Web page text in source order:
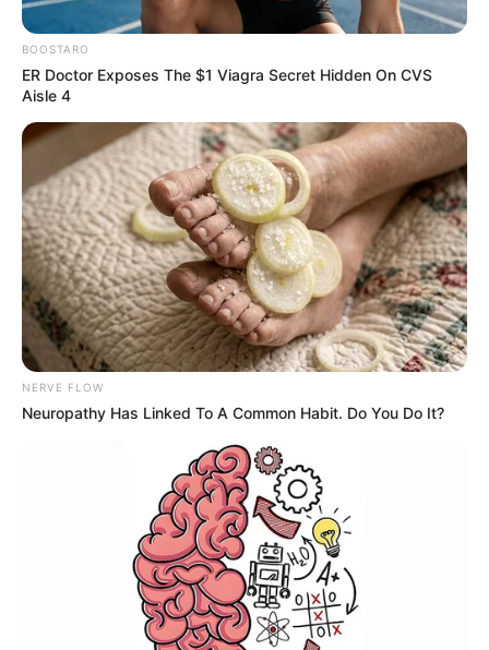
REDUCTORES DE VELOCIDAD
¡Ojo al acelerador! Barranquilla
estrena nuevos radares en corredor
clave del norte de la ciudad
METRO DE BOGOTÁ
Pruebas de velocidad
máxima: Metro de Bogotá
MOVILIDAD EN BOGOTÁ
Bajan los accidentes en la
av. Boyacá: estrategia
ayuda en puntos críticos
BOOSTARO
ER Doctor Exposes The $1 Viagra Secret Hidden On CVS
Aisle 4
NERVE FLOW
Neuropathy Has Linked To A Common Habit. Do You Do It?